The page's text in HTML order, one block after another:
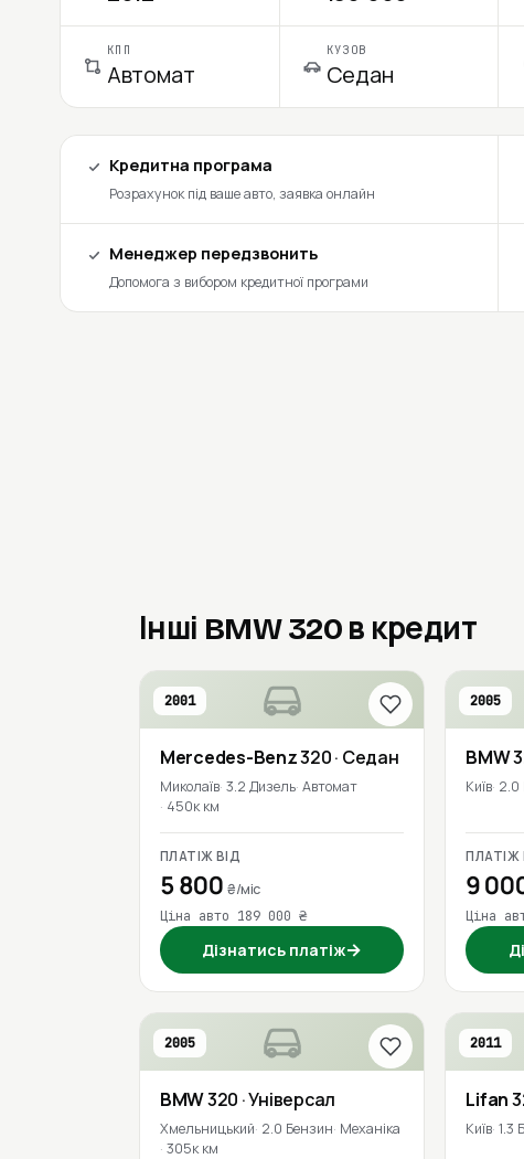
КПП
Автомат
КУЗОВ
Седан
Кредитна програма
Розрахунок під ваше авто, заявка онлайн
Менеджер передзвонить
Допомога з вибором кредитної програми
Інші BMW 320 в кредит
2001
Mercedes-Benz320· Седан
Миколаїв 3.2 Дизель Автомат
450к км
ПЛАТІЖ ВІД
5 800₴/міс
Ціна авто 189 000 ₴
Дізнатись платіж→
2005
BMW
Київ 2.0
ПЛАТІЖ
9
Ціна
2005
BMW320 · Універсал
Хмельницький 2.0 Бензин Механіка
305к км
2011
Lifan
Київ 1.3